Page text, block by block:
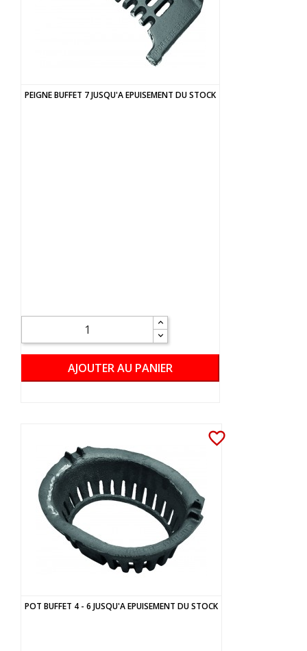
PEIGNE BUFFET 7 JUSQU'A EPUISEMENT DU STOCK
AJOUTER AU PANIER
favorite_border
POT BUFFET 4 - 6 JUSQU'A EPUISEMENT DU STOCK